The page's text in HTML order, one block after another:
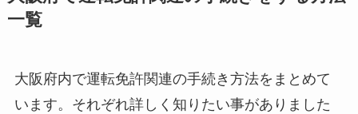
一覧
大阪府内で運転免許関連の手続き方法をまとめて
います。それぞれ詳しく知りたい事がありました